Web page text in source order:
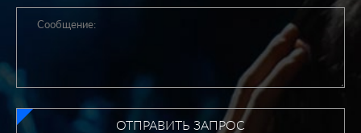
ОТПРАВИТЬ ЗАПРОС